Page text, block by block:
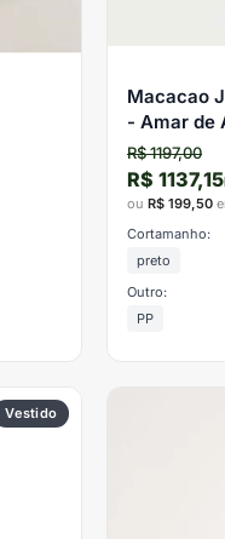
Macacao
- Amar de
R$ 1197,00
R$ 1137,15
ou R$ 199,50
Cortamanho:
preto
Outro:
PP
Vestido